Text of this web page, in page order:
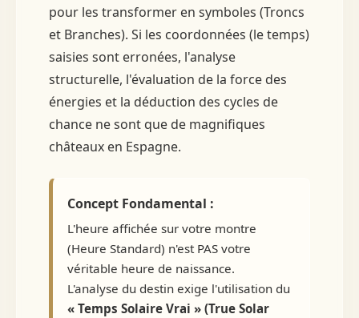
pour les transformer en symboles (Troncs
et Branches). Si les coordonnées (le temps)
saisies sont erronées, l'analyse
structurelle, l'évaluation de la force des
énergies et la déduction des cycles de
chance ne sont que de magnifiques
châteaux en Espagne.
Concept Fondamental :
L'heure affichée sur votre montre
(Heure Standard) n'est PAS votre
véritable heure de naissance.
L'analyse du destin exige l'utilisation du
« Temps Solaire Vrai » (True Solar